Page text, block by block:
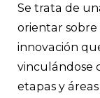
Se trata de
orientar sobre
innovación
vinculándose
etapas y